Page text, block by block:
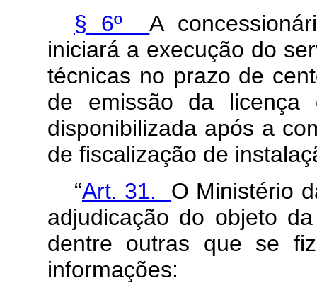
§ 6ºA
iniciará a execução do
técnicas no prazo de
de emissão da licença
disponibilizada após a
de fiscalização de
“Art. 31. O Ministério
adjudicação do objeto
dentre outras que se
informações: